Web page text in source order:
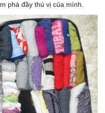
phá đầy thú vị của mình.